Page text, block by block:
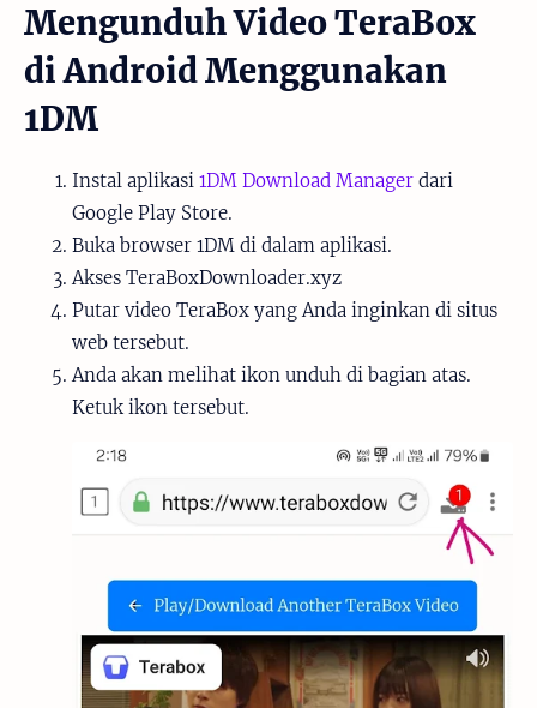
Mengunduh Video TeraBox
di Android Menggunakan
1DM
Instal aplikasi 1DM Download Manager dari
Google Play Store.
Buka browser 1DM di dalam aplikasi.
Akses TeraBoxDownloader.xyz
Putar video TeraBox yang Anda inginkan di situs
web tersebut.
Anda akan melihat ikon unduh di bagian atas.
Ketuk ikon tersebut.